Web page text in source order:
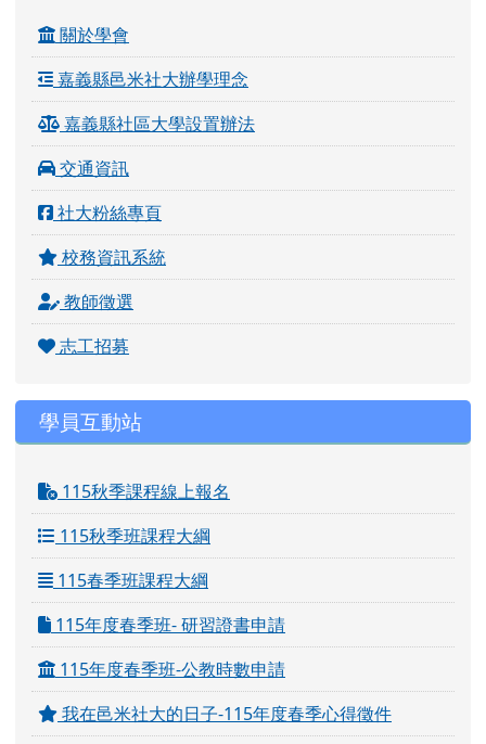
關於學會
嘉義縣邑米社大辦學理念
嘉義縣社區大學設置辦法
交通資訊
社大粉絲專頁
校務資訊系統
教師徵選
志工招募
學員互動站
115秋季課程線上報名
115秋季班課程大綱
115春季班課程大綱
115年度春季班- 研習證書申請
115年度春季班-公教時數申請
我在邑米社大的日子-115年度春季心得徵件